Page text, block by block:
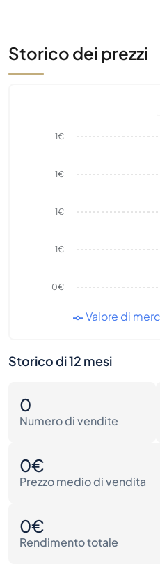
Storico dei prezzi
0€
1€
1€
1€
1€
Valore di
Storico di 12 mesi
0
Numero di vendite
0€
Prezzo medio di vendita
0€
Rendimento totale